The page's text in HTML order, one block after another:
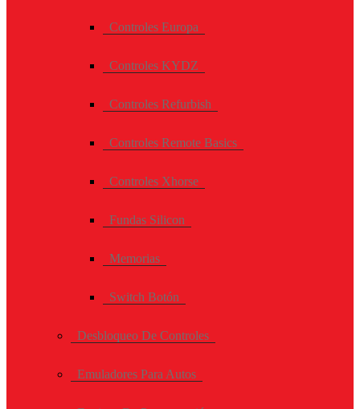
Controles Europa
Controles KYDZ
Controles Refurbish
Controles Remote Basics
Controles Xhorse
Fundas Silicon
Memorias
Switch Botón
Desbloqueo De Controles
Emuladores Para Autos